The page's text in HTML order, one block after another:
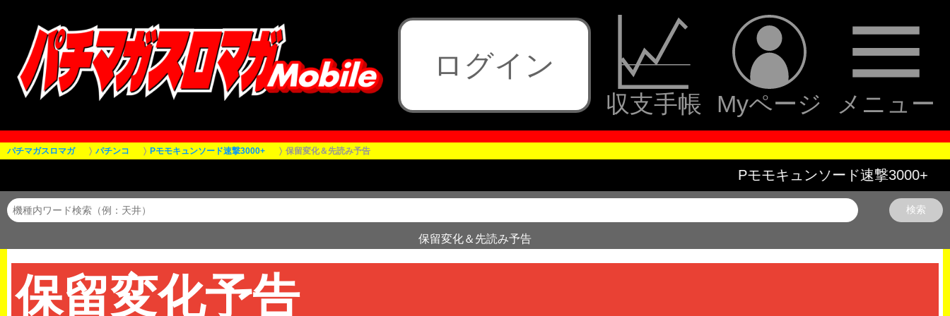
ログイン
収支手帳 Myページ メニュー
パチマガスロマガ パチンコ Pモモキュンソード速撃3000+ 保留変化＆先読み予告
保留変化＆先読み予告
保留変化予告